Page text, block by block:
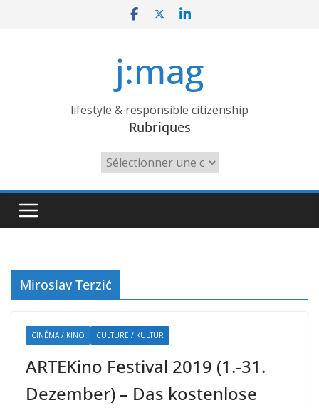
j:mag
lifestyle & responsible citizenship
Rubriques
Rubriques
Miroslav Terzić
CINÉMA / KINO CULTURE / KULTUR
ARTEKino Festival 2019 (1.-31.
Dezember) – Das kostenlose